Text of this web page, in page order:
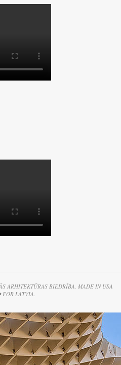
ARHITEKTŪRAS BIEDRĪBA. MADE IN USA
LATVIA.